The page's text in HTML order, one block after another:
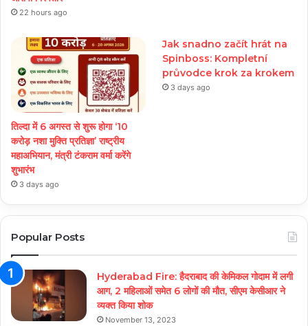
22 hours ago
तिल्दा में 6 अगस्त से शुरू होगा ‘10
करोड़ नशा मुक्ति प्रतिज्ञा’ राष्ट्रीय
महाअभियान, मंत्री टंकराम वर्मा करेंगे
शुभारंभ
3 days ago
Jak snadno začít hrát na
Spinboss: Kompletní
průvodce krok za krokem
3 days ago
Popular Posts
Hyderabad Fire: हैदराबाद की केमिकल गोदाम में लगी
आग, 2 महिलाओं समेत 6 लोगों की मौत, सीएम केसीआर ने
व्यक्त किया शोक
November 13, 2023